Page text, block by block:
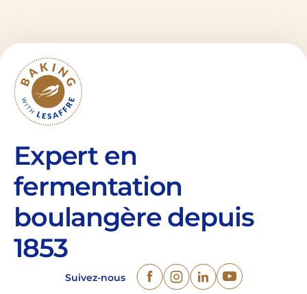
Expert en
fermentation
boulangère depuis
1853
Suivez-nous